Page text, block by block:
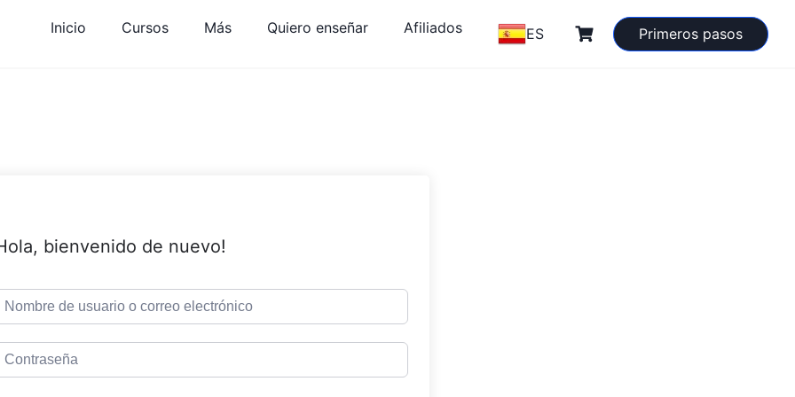
Inicio Cursos Más Quiero enseñar Afiliados ES Primeros pasos
bienvenido de nuevo!